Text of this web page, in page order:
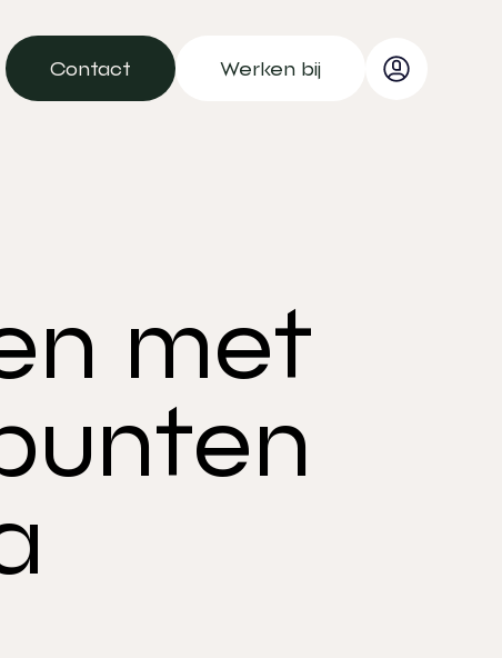
Contact
Contact
Werken bij
met